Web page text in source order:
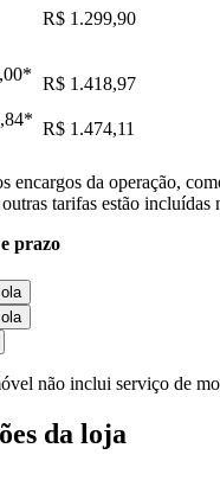
R$ 1.299,90
* R$ 1.418,97
* R$ 1.474,11
encargos da operação,
tarifas estão incluídas
prazo
não inclui serviço de
da loja